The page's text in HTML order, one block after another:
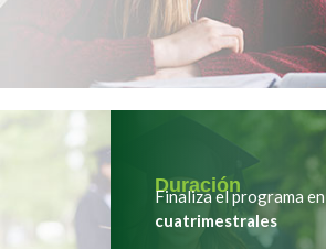
Duración
Finaliza el programa en
cuatrimestrales